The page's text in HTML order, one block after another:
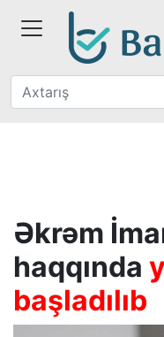
Əkrəm
haqqında
başladılıb